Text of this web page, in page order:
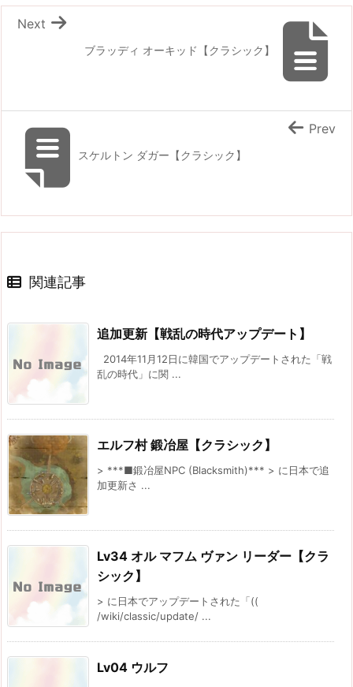
ブラッディ オーキッド【クラシック】
Next
スケルトン ダガー【クラシック】
Prev
関連記事
追加更新【戦乱の時代アップデート】
2014年11月12日に韓国でアップデートされた「戦
乱の時代」に関 ...
エルフ村 鍛冶屋【クラシック】
> ***■鍛冶屋NPC (Blacksmith)*** > に日本で追
加更新さ ...
Lv34 オル マフム ヴァン リーダー【クラ
シック】
> に日本でアップデートされた「((
/wiki/classic/update/ ...
Lv04 ウルフ